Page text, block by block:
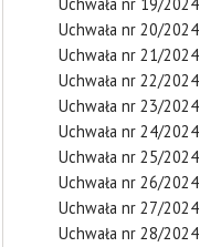
Uchwała nr 20/2024
Uchwała nr 21/2024
Uchwała nr 22/2024
Uchwała nr 23/2024
Uchwała nr 24/2024
Uchwała nr 25/2024
Uchwała nr 26/2024
Uchwała nr 27/2024
Uchwała nr 28/2024